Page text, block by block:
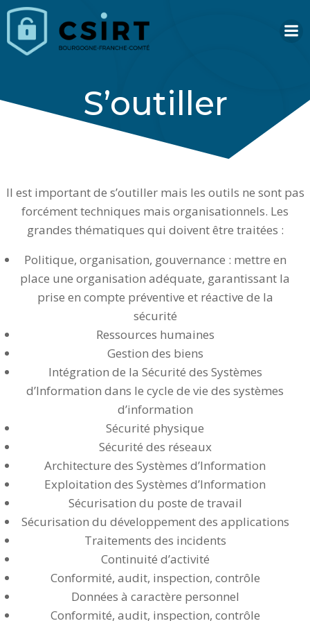
S’outiller
Il est important de s’outiller mais les outils ne sont pas
forcément techniques mais organisationnels. Les
grandes thématiques qui doivent être traitées :
Politique, organisation, gouvernance : mettre en
place une organisation adéquate, garantissant la
prise en compte préventive et réactive de la
sécurité
Ressources humaines
Gestion des biens
Intégration de la Sécurité des Systèmes
d’Information dans le cycle de vie des systèmes
d’information
Sécurité physique
Sécurité des réseaux
Architecture des Systèmes d’Information
Exploitation des Systèmes d’Information
Sécurisation du poste de travail
Sécurisation du développement des applications
Traitements des incidents
Continuité d’activité
Conformité, audit, inspection, contrôle
Données à caractère personnel
Conformité, audit, inspection, contrôle